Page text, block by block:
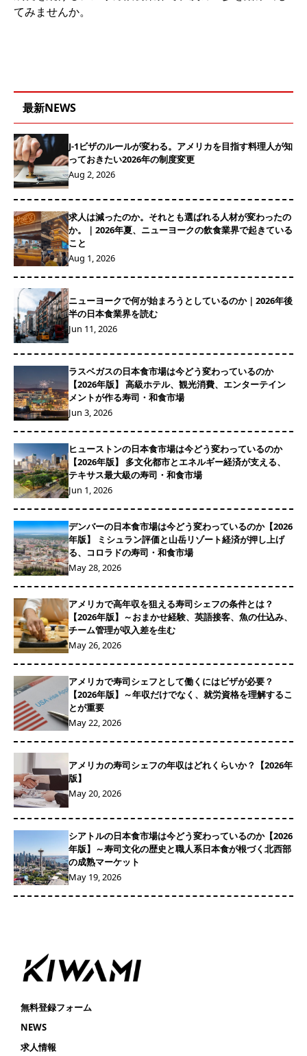
てみませんか。
最新NEWS
J-1ビザのルールが変わる。アメリカを目指す料理人が知
っておきたい2026年の制度変更
Aug 2, 2026
求人は減ったのか。それとも選ばれる人材が変わったの
か。｜2026年夏、ニューヨークの飲食業界で起きている
こと
Aug 1, 2026
ニューヨークで何が始まろうとしているのか｜2026年後
半の日本食業界を読む
Jun 11, 2026
ラスベガスの日本食市場は今どう変わっているのか
【2026年版】 高級ホテル、観光消費、エンターテイン
メントが作る寿司・和食市場
Jun 3, 2026
ヒューストンの日本食市場は今どう変わっているのか
【2026年版】 多文化都市とエネルギー経済が支える、
テキサス最大級の寿司・和食市場
Jun 1, 2026
デンバーの日本食市場は今どう変わっているのか【2026
年版】 ミシュラン評価と山岳リゾート経済が押し上げ
る、コロラドの寿司・和食市場
May 28, 2026
アメリカで高年収を狙える寿司シェフの条件とは？
【2026年版】～おまかせ経験、英語接客、魚の仕込み、
チーム管理が収入差を生む
May 26, 2026
アメリカで寿司シェフとして働くにはビザが必要？
【2026年版】～年収だけでなく、就労資格を理解するこ
とが重要
May 22, 2026
アメリカの寿司シェフの年収はどれくらいか？【2026年
版】
May 20, 2026
シアトルの日本食市場は今どう変わっているのか【2026
年版】～寿司文化の歴史と職人系日本食が根づく北西部
の成熟マーケット
May 19, 2026
無料登録フォーム
NEWS
求人情報